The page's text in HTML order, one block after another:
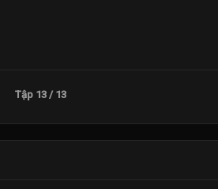
Tập 13 / 13